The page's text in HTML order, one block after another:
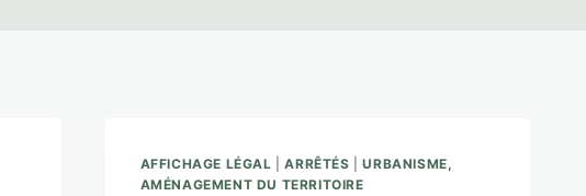
AFFICHAGE LÉGAL |ARRÊTÉS |URBANISME,
AMÉNAGEMENT DU TERRITOIRE